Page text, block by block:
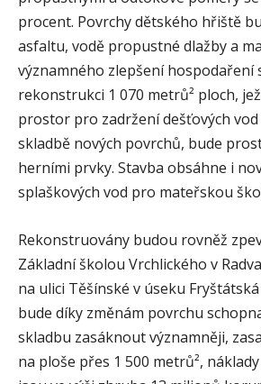
procent. Povrchy dětského hřiště
asfaltu, vodě propustné dlažby a
významného zlepšení hospodaření
rekonstrukci 1 070 metrů² ploch,
prostor pro zadržení dešťových
skladbě nových povrchů, bude
herními prvky. Stavba obsáhne i
splaškových vod pro mateřskou
Rekonstruovány budou rovněž
Základní školou Vrchlického v
na ulici Těšínské v úseku
bude díky změnám povrchu
skladbu zasáknout významněji,
na ploše přes 1 500 metrů²,